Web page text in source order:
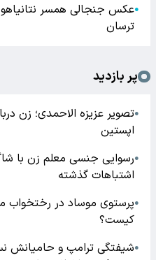
●عکس جنجالی همسر
ترسان
پر بازدید
●تصویر عزیزه الاحمدی؛ زن
اپستین
●
اشتباهات گذشته
●پرستوی موساد در رختخواب
کیست؟
●شیفتگی ترامپ و حامیانش